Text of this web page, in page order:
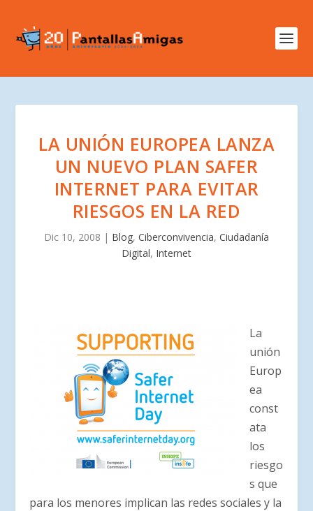
LA UNIÓN EUROPEA LANZA
UN NUEVO PLAN SAFER
INTERNET PARA EVITAR
RIESGOS EN LA RED
Dic 10, 2008 | Blog, Ciberconvivencia, Ciudadanía
Digital, Internet
La
unión
Europ
ea
const
ata
los
riesgo
s que
para los menores implican las redes sociales y la